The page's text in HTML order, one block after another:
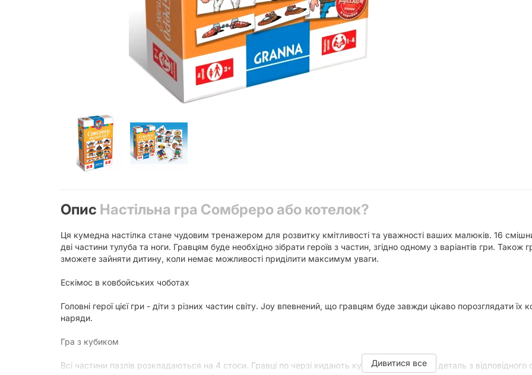
Опис Настільна гра Сомбреро або котелок?
Ця кумедна настілка стане чудовим тренажером для розвитку кмітливості та уважності ваших малюків. 16
дві частини тулуба та ноги. Гравцям буде необхідно зібрати героїв з частин, згідно одному з варіантів гри.
зможете зайняти дитину, коли немає можливості приділити максимум уваги.
Ескімос в ковбойських чоботах
Головні герої цієї гри - діти з різних частин світу. Joy впевнений, що гравцям буде завжди цікаво порозглядати
наряди.
Гра з кубиком
Всі частини пазлів розкладаються на 4 стоси. Гравці по черзі кидають кубик та отримують деталь з
Дивитися все